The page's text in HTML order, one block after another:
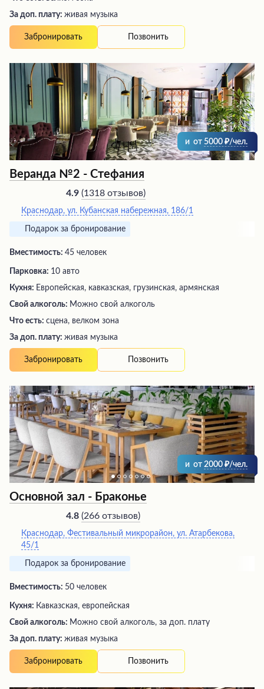
За доп. плату: живая музыка
Забронировать Позвонить
и от 5000 /чел.
Веранда №2 - Стефания
4.9 (1318 отзывов)
Краснодар, ул. Кубанская набережная, 186/1
Подарок за бронирование
Вместимость: 45 человек
Парковка: 10 авто
Кухня: Европейская, кавказская, грузинская, армянская
Свой алкоголь: Можно свой алкоголь
Что есть: сцена, велком зона
За доп. плату: живая музыка
Забронировать Позвонить
и от 2000 /чел.
Основной зал - Браконье
4.8 (266 отзывов)
Краснодар, Фестивальный микрорайон, ул. Атарбекова,
45/1
Подарок за бронирование
Вместимость: 50 человек
Кухня: Кавказская, европейская
Свой алкоголь: Можно свой алкоголь, за доп. плату
За доп. плату: живая музыка
Забронировать Позвонить